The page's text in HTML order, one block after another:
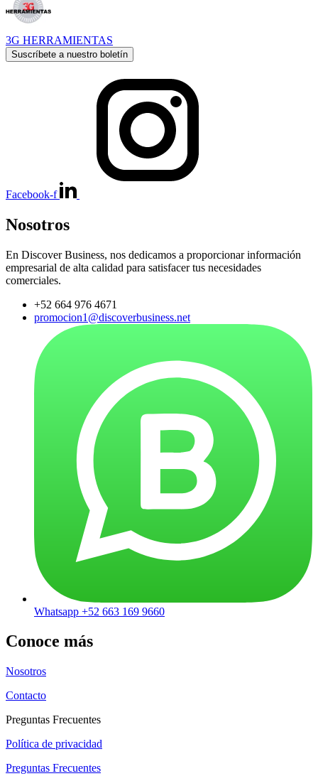
3G HERRAMIENTAS
Suscríbete a nuestro boletín
Facebook-f
Nosotros
En Discover Business, nos dedicamos a proporcionar información
empresarial de alta calidad para satisfacer tus necesidades
comerciales.
+52 664 976 4671
promocion1@discoverbusiness.net
Whatsapp +52 663 169 9660
Conoce más
Nosotros
Contacto
Preguntas Frecuentes
Política de privacidad
Preguntas Frecuentes